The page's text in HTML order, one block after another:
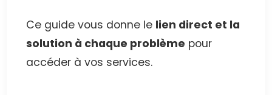
Ce guide vous donne le lien direct et la
solution à chaque problème pour
accéder à vos services.